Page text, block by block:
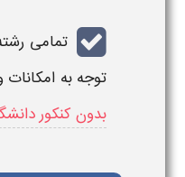
تمامی
توجه به
بدون کنکور